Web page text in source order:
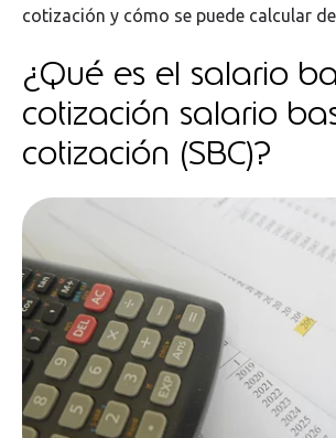
cotización y cómo se puede calcular
¿Qué es el salario
cotización salario
cotización (SBC)?